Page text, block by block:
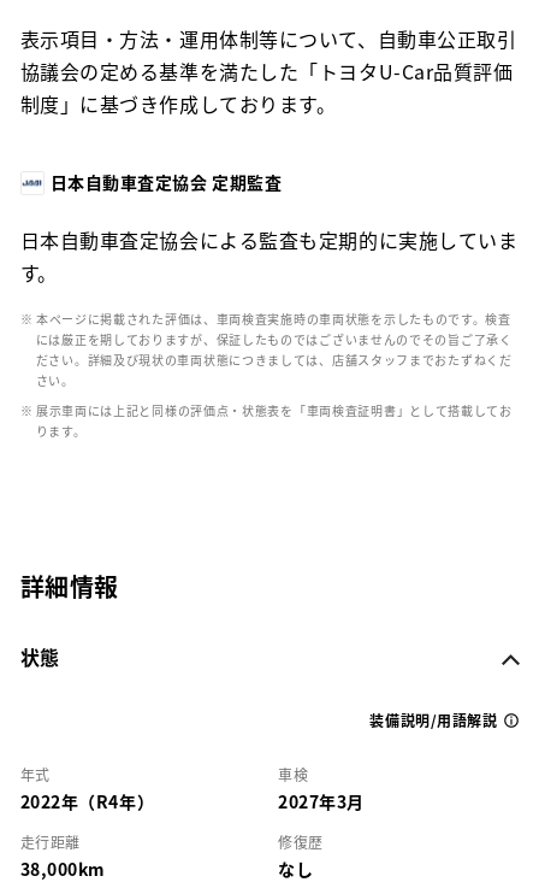
表示項目・方法・運用体制等について、自動車公正取引
協議会の定める基準を満たした「トヨタU-Car品質評価
制度」に基づき作成しております。
日本自動車査定協会 定期監査
日本自動車査定協会による監査も定期的に実施していま
す。
※ 本ページに掲載された評価は、車両検査実施時の車両状態を示したものです。検査
には厳正を期しておりますが、保証したものではございませんのでその旨ご了承く
ださい。詳細及び現状の車両状態につきましては、店舗スタッフまでおたずねくだ
さい。
※ 展示車両には上記と同様の評価点・状態表を「車両検査証明書」として搭載してお
ります。
詳細情報
状態
装備説明/用語解説
年式
2022年（R4年）
車検
2027年3月
走行距離
38,000km
修復歴
なし